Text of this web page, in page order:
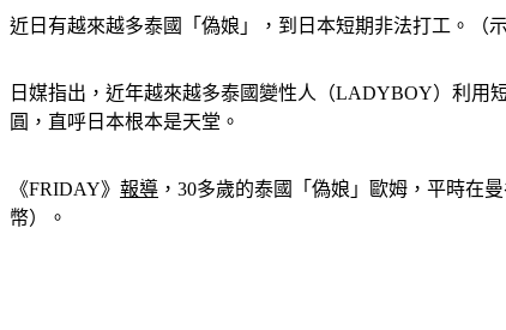
近日有越來越多泰國「偽娘」，到日本短期非法打工。（示
日媒指出，近年越來越多泰國變性人（LADYBOY）利用
圓，直呼日本根本是天堂。
《FRIDAY》 報導 ，30多歲的泰國「偽娘」歐姆，平時在
幣）。